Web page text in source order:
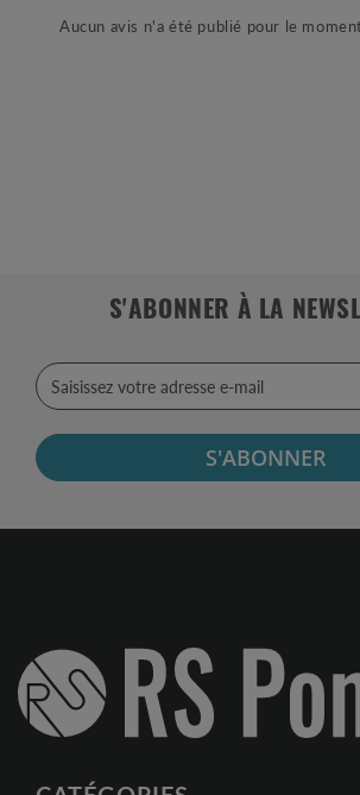
Aucun avis n'a été publié pour le
S'ABONNER À LA
S'ABONNER